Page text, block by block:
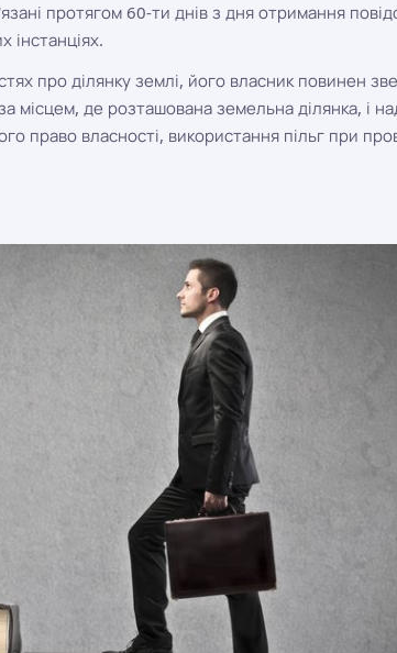
протягом 60-ти днів з дня отримання
інстанціях.
про ділянку землі, його власник повинен
місцем, де розташована земельна ділянка, і
право власності, використання пільг при